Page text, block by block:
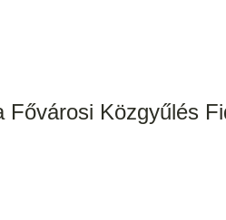
Fővárosi Közgyűlés